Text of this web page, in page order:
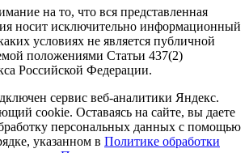
на то, что вся представленная
носит исключительно информационный
условиях не является публичной
положениями Статьи 437(2)
Российской Федерации.
сервис веб-аналитики Яндекс.
cookie. Оставаясь на сайте, вы даете
персональных данных с помощью
указанном в Политике обработки